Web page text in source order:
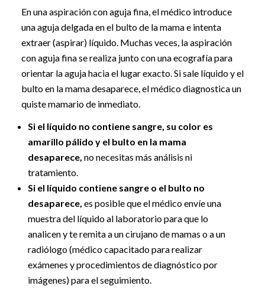
En una aspiración con aguja fina, el médico introduce
una aguja delgada en el bulto de la mama e intenta
extraer (aspirar) líquido. Muchas veces, la aspiración
con aguja fina se realiza junto con una ecografía para
orientar la aguja hacia el lugar exacto. Si sale líquido y el
bulto en la mama desaparece, el médico diagnostica un
quiste mamario de inmediato.
Si el líquido no contiene sangre, su color es
amarillo pálido y el bulto en la mama
desaparece, no necesitas más análisis ni
tratamiento.
Si el líquido contiene sangre o el bulto no
desaparece, es posible que el médico envíe una
muestra del líquido al laboratorio para que lo
analicen y te remita a un cirujano de mamas o a un
radiólogo (médico capacitado para realizar
exámenes y procedimientos de diagnóstico por
imágenes) para el seguimiento.